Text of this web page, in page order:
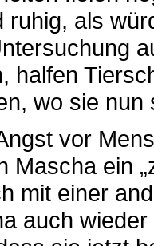
ruhig, als
halfen
wo sie
vor
Mascha ein
mit einer
auch